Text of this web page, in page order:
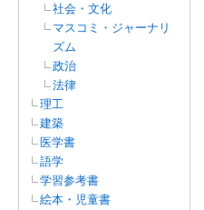
社会・文化
マスコミ・ジャーナリ
ズム
政治
法律
理工
建築
医学書
語学
学習参考書
絵本・児童書